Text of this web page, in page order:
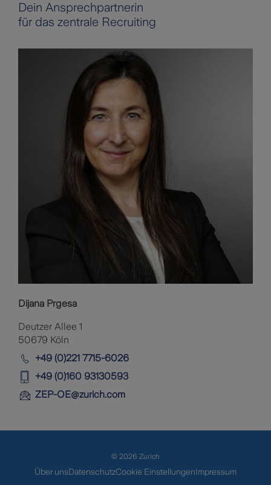
Dein Ansprechpartnerin
für das zentrale Recruiting
Dijana Prgesa
Deutzer Allee 1
50679 Köln
+49 (0)221 7715-6026
+49 (0)160 93130593
ZEP-OE@zurich.com
Über unsDatenschutzCookie EinstellungenImpressum
© 2026 Zurich